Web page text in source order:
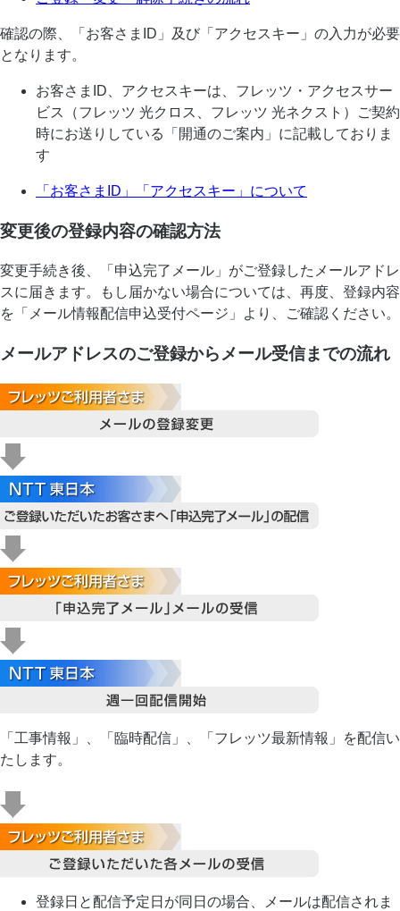
確認の際、「お客さまID」及び「アクセスキー」の入力が必要
となります。
お客さまID、アクセスキーは、フレッツ・アクセスサー
ビス（フレッツ 光クロス、フレッツ 光ネクスト）ご契約
時にお送りしている「開通のご案内」に記載しておりま
す
「お客さまID」「アクセスキー」について
変更後の登録内容の確認方法
変更手続き後、「申込完了メール」がご登録したメールアドレ
スに届きます。もし届かない場合については、再度、登録内容
を「メール情報配信申込受付ページ」より、ご確認ください。
メールアドレスのご登録からメール受信までの流れ
「工事情報」、「臨時配信」、「フレッツ最新情報」を配信い
たします。
登録日と配信予定日が同日の場合、メールは配信されま